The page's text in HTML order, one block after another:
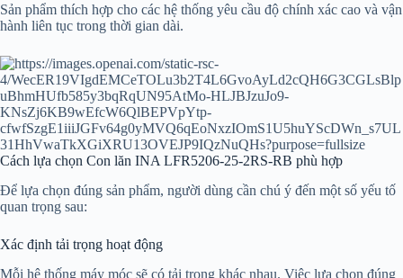
Sản phẩm thích hợp cho các hệ thống yêu cầu độ chính xác cao và vận
hành liên tục trong thời gian dài.
Cách lựa chọn Con lăn INA LFR5206-25-2RS-RB phù hợp
Để lựa chọn đúng sản phẩm, người dùng cần chú ý đến một số yếu tố
quan trọng sau:
Xác định tải trọng hoạt động
Mỗi hệ thống máy móc sẽ có tải trọng khác nhau. Việc lựa chọn đúng